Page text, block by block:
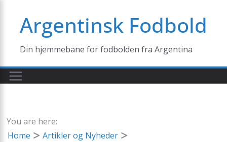
contentArgentinsk Fodbold
Din hjemmebane for fodbolden fra Argentina
You are here:
Home
Artikler og Nyheder